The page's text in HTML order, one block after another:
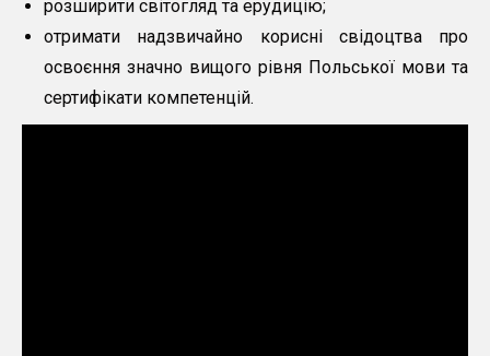
розширити світогляд та ерудицію;
отримати надзвичайно корисні свідоцтва про
освоєння значно вищого рівня Польської мови та
сертифікати компетенцій.